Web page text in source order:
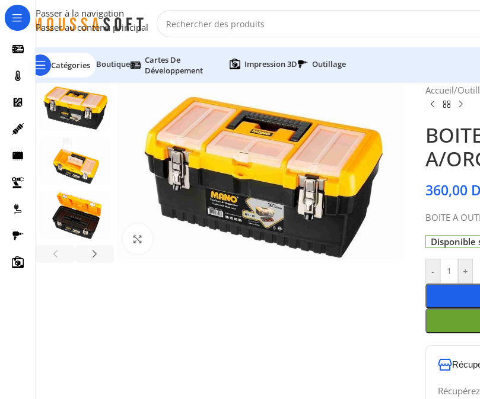
Passer à la navigation
Passer au contenu principal
Catégories Boutique
Cartes De
Développement
Impression 3D Outillage
Cliquez pour agrandir
Accueil/
A/
360,00
BOITE A
Disponible
- +